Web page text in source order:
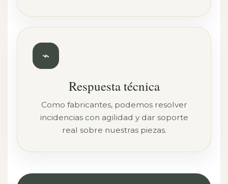
⌁
Respuesta técnica
Como fabricantes, podemos resolver
incidencias con agilidad y dar soporte
real sobre nuestras piezas.